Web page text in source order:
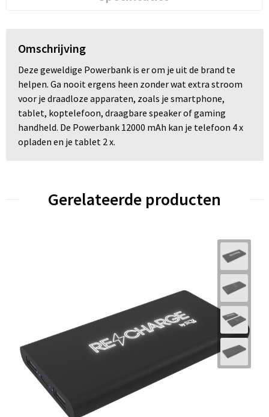
Omschrijving
Deze geweldige Powerbank is er om je uit de brand te
helpen. Ga nooit ergens heen zonder wat extra stroom
voor je draadloze apparaten, zoals je smartphone,
tablet, koptelefoon, draagbare speaker of gaming
handheld. De Powerbank 12000 mAh kan je telefoon 4 x
opladen en je tablet 2 x.
Gerelateerde producten